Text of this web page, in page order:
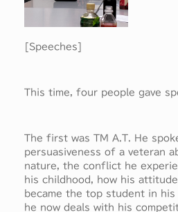
[Speeches]
This time, four people gave
The first was TM A.T. He
persuasiveness of a veteran
nature, the conflict he
his childhood, how his
became the top student in
he now deals with his